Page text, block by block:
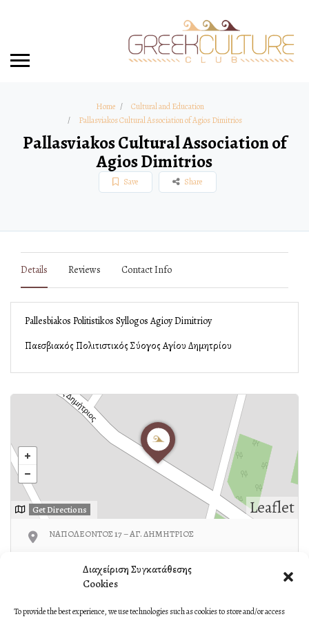
Διαχείριση Συγκατάθεσης
Cookies
To provide the best experience, we use technologies such as cookies to store and/or access
Home
Cultural and Education
Pallasviakos Cultural Association of Agios Dimitrios
Pallasviakos Cultural Association of
Agios Dimitrios
Save Share
Details Reviews Contact Info
Pallesbiakos Politistikos Syllogos Agioy Dimitrioy
Παλλεσβιακός Πολιτιστικός Σύλλογος Αγίου Δημητρίου
Leaflet
Get Directions
ΝΑΠΟΛΕΟΝΤΟΣ 17 – ΑΓ. ΔΗΜΗΤΡΙΟΣ
210-3300926/6946958551